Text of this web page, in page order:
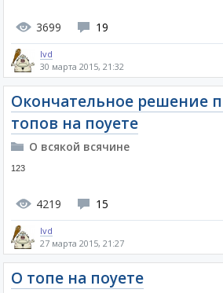
3699 19
lvd
30 марта 2015, 21:32
Окончательное решение
топов на поуете
О всякой всячине
123
4219 15
lvd
27 марта 2015, 21:27
О топе на поуете